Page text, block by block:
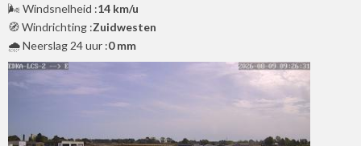
🌬️ Windsnelheid :14 km/u
🧭 Windrichting :Zuidwesten
🌧️ Neerslag 24 uur :0 mm